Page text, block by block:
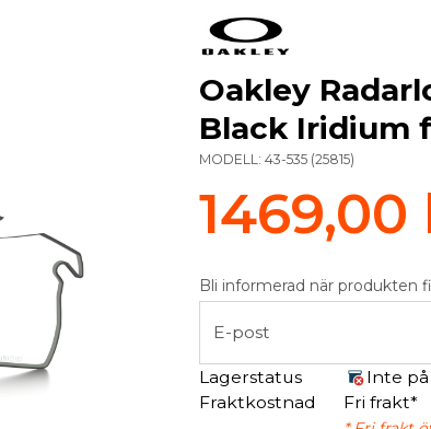
Oakley
Black Iridium
MODELL:43-535 (25815)
1469,00
Bli informerad när produkten
E-post
Lagerstatus
Inte
Fraktkostnad
Fri frakt*